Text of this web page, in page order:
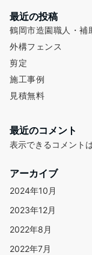
最近の投稿
鶴岡市造園職人・補
外構フェンス
剪定
施工事例
見積無料
最近のコメント
表示できるコメント
アーカイブ
2024年10月
2023年12月
2022年8月
2022年7月